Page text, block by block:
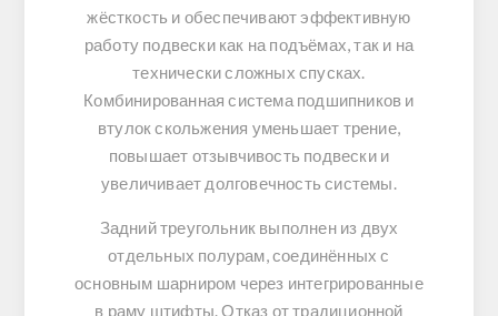
жёсткость и обеспечивают эффективную
работу подвески как на подъёмах, так и на
технически сложных спусках.
Комбинированная система подшипников и
втулок скольжения уменьшает трение,
повышает отзывчивость подвески и
увеличивает долговечность системы.
Задний треугольник выполнен из двух
отдельных полурам, соединённых с
основным шарниром через интегрированные
в раму штифты. Отказ от традиционной